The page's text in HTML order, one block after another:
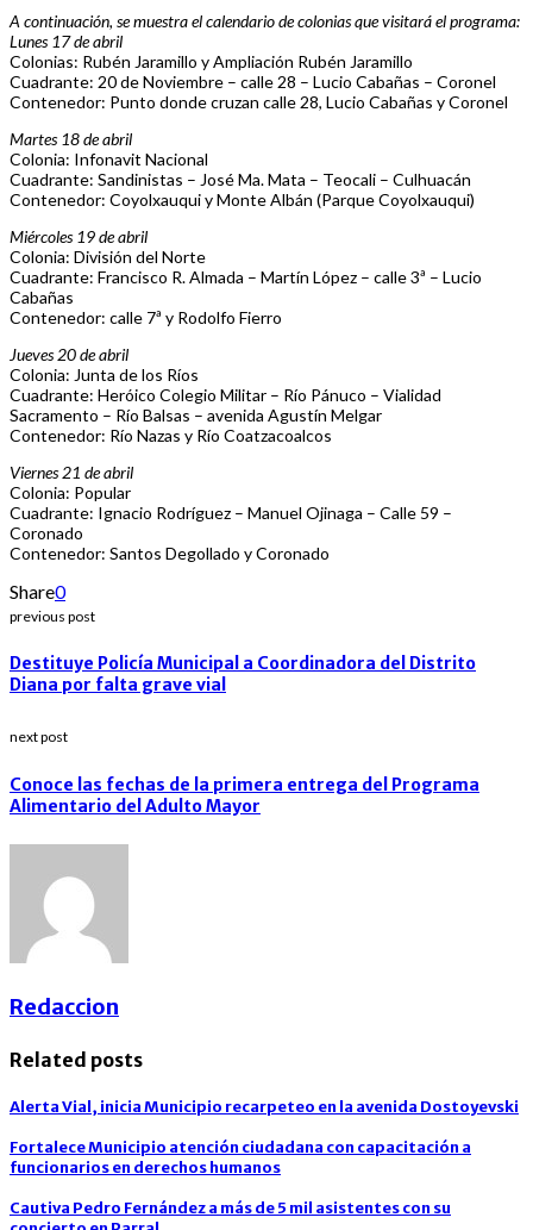
A continuación, se muestra el calendario de colonias que visitará el programa:
Lunes 17 de abril
Colonias: Rubén Jaramillo y Ampliación Rubén Jaramillo
Cuadrante: 20 de Noviembre – calle 28 – Lucio Cabañas – Coronel
Contenedor: Punto donde cruzan calle 28, Lucio Cabañas y Coronel
Martes 18 de abril
Colonia: Infonavit Nacional
Cuadrante: Sandinistas – José Ma. Mata – Teocali – Culhuacán
Contenedor: Coyolxauqui y Monte Albán (Parque Coyolxauqui)
Miércoles 19 de abril
Colonia: División del Norte
Cuadrante: Francisco R. Almada – Martín López – calle 3ª – Lucio
Cabañas
Contenedor: calle 7ª y Rodolfo Fierro
Jueves 20 de abril
Colonia: Junta de los Ríos
Cuadrante: Heróico Colegio Militar – Río Pánuco – Vialidad
Sacramento – Río Balsas – avenida Agustín Melgar
Contenedor: Río Nazas y Río Coatzacoalcos
Viernes 21 de abril
Colonia: Popular
Cuadrante: Ignacio Rodríguez – Manuel Ojinaga – Calle 59 –
Coronado
Contenedor: Santos Degollado y Coronado
Share0
previous post
Destituye Policía Municipal a Coordinadora del Distrito
Diana por falta grave vial
next post
Conoce las fechas de la primera entrega del Programa
Alimentario del Adulto Mayor
Redaccion
Related posts
Alerta Vial, inicia Municipio recarpeteo en la avenida Dostoyevski
Fortalece Municipio atención ciudadana con capacitación a
funcionarios en derechos humanos
Cautiva Pedro Fernández a más de 5 mil asistentes con su